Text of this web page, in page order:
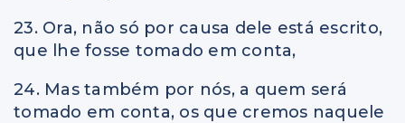
23. Ora, não só por causa dele está escrito,
que lhe fosse tomado em conta,
24. Mas também por nós, a quem será
tomado em conta, os que cremos naquele